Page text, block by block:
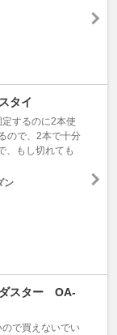
タイ
するのに2本使
ので、2本で十分
、もし切れても
ン
ダスター OA-
で買えないでい